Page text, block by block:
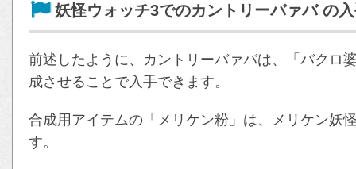
妖怪ウォッチ3でのカントリーバァバ の
前述したように、カントリーバァバは、「バクロ
成させることで入手できます。
合成用アイテムの「メリケン粉」は、メリケン妖
す。